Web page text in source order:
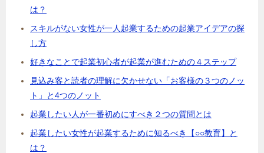
は？
スキルがない女性が一人起業するための起業アイデアの探
し方
好きなことで起業初心者が起業が進むための４ステップ
見込み客と読者の理解に欠かせない「お客様の３つのノッ
ト」と4つのノット
起業したい人が一番初めにすべき２つの質問とは
起業したい女性が起業するために知るべき【○○教育】と
は？